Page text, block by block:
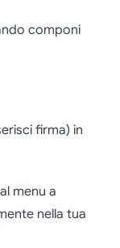
componi
firma) in
menu a
nella tua